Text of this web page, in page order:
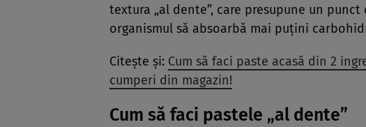
textura „al dente”, care presupune un
organismul să absoarbă mai puțini
Citește și: Cum să faci paste acasă din 2
cumperi din magazin!
Cum să faci pastele „al dente”